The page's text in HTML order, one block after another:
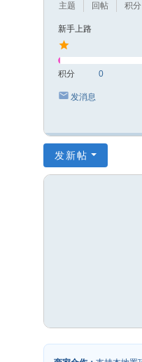
主题
回帖
积分
新手上路
积分 0
发消息
发新帖